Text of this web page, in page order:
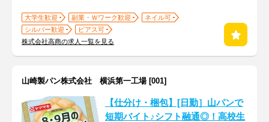
大学生歓迎 副業・Ｗワーク歓迎
ネイル可
シルバー歓迎
ピアス可
株式会社高商の求人一覧を見る
山崎製パン株式会社 横浜第一工場 [001]
【仕分け・梱包】[日勤］山パンで
短期バイト♪シフト融通◎！高校生